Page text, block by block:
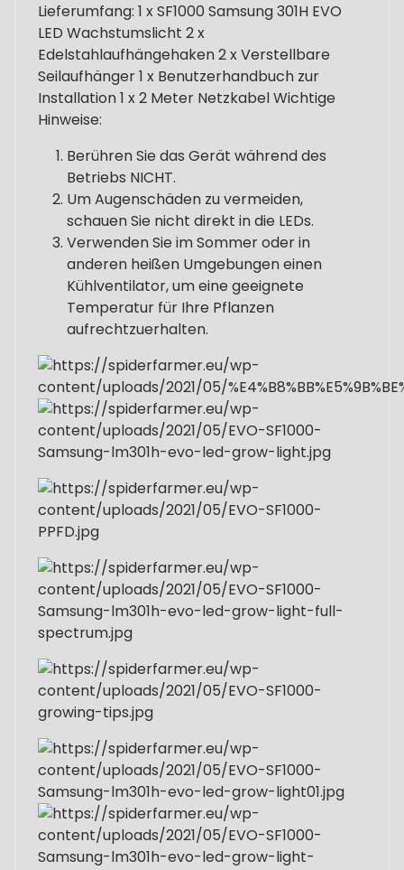
Lieferumfang: 1 x SF1000 Samsung 301H EVO
LED Wachstumslicht 2 x
Edelstahlaufhängehaken 2 x Verstellbare
Seilaufhänger 1 x Benutzerhandbuch zur
Installation 1 x 2 Meter Netzkabel Wichtige
Hinweise:
Berühren Sie das Gerät während des
Betriebs NICHT.
Um Augenschäden zu vermeiden,
schauen Sie nicht direkt in die LEDs.
Verwenden Sie im Sommer oder in
anderen heißen Umgebungen einen
Kühlventilator, um eine geeignete
Temperatur für Ihre Pflanzen
aufrechtzuerhalten.